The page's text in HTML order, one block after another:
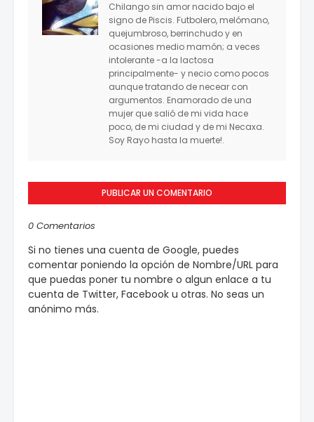
Chilango sin amor nacido bajo el
signo de Piscis. Futbolero, melómano,
quejumbroso, berrinchudo y en
ocasiones medio mamón; a veces
intolerante -a la lactosa
principalmente- y necio como pocos
aunque tratando de necear con
argumentos. Enamorado de una
mujer que salió de mi vida hace
poco, de mi ciudad y de mi Necaxa.
Soy Rayo hasta la muerte!.
PUBLICAR UN COMENTARIO
0 Comentarios
Si no tienes una cuenta de Google, puedes
comentar poniendo la opción de Nombre/URL para
que puedas poner tu nombre o algun enlace a tu
cuenta de Twitter, Facebook u otras. No seas un
anónimo más.